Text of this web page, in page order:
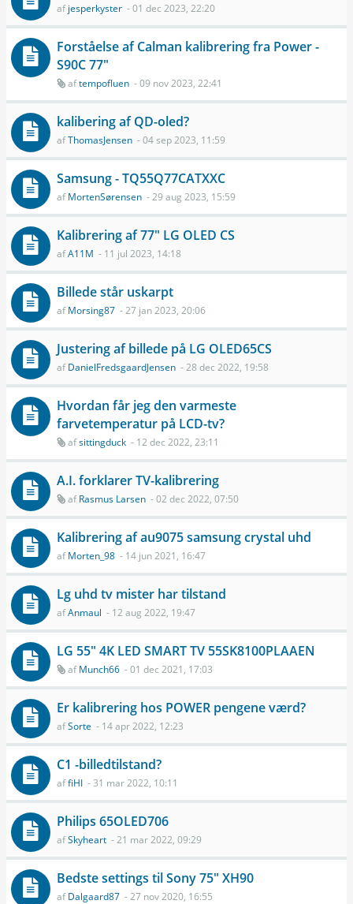
afjesperkyster - 01 dec 2023, 22:20
Forståelse af Calman kalibrering fra Power -
S90C 77"
aftempofluen - 09 nov 2023, 22:41
kalibering af QD-oled?
afThomasJensen - 04 sep 2023, 11:59
Samsung - TQ55Q77CATXXC
afMortenSørensen - 29 aug 2023, 15:59
Kalibrering af 77" LG OLED CS
afA11M - 11 jul 2023, 14:18
Billede står uskarpt
afMorsing87 - 27 jan 2023, 20:06
Justering af billede på LG OLED65CS
afDanielFredsgaardJensen - 28 dec 2022, 19:58
Hvordan får jeg den varmeste
farvetemperatur på LCD-tv?
afsittingduck - 12 dec 2022, 23:11
A.I. forklarer TV-kalibrering
afRasmus Larsen - 02 dec 2022, 07:50
Kalibrering af au9075 samsung crystal uhd
afMorten_98 - 14 jun 2021, 16:47
Lg uhd tv mister har tilstand
afAnmaul - 12 aug 2022, 19:47
LG 55" 4K LED SMART TV 55SK8100PLAAEN
afMunch66 - 01 dec 2021, 17:03
Er kalibrering hos POWER pengene værd?
afSorte - 14 apr 2022, 12:23
C1 -billedtilstand?
affiHI - 31 mar 2022, 10:11
Philips 65OLED706
afSkyheart - 21 mar 2022, 09:29
Bedste settings til Sony 75" XH90
afDalgaard87 - 27 nov 2020, 16:55